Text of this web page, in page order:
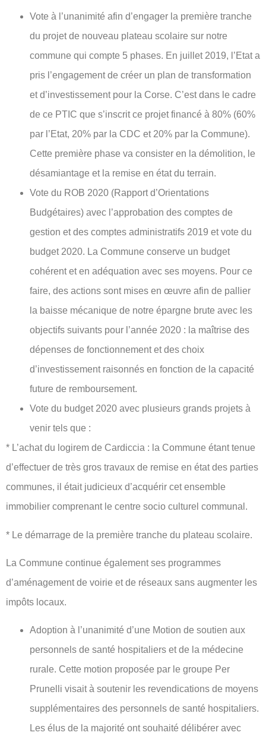
Vote à l’unanimité afin d’engager la première tranche
du projet de nouveau plateau scolaire sur notre
commune qui compte 5 phases. En juillet 2019, l’Etat a
pris l’engagement de créer un plan de transformation
et d’investissement pour la Corse. C’est dans le cadre
de ce PTIC que s’inscrit ce projet financé à 80% (60%
par l’Etat, 20% par la CDC et 20% par la Commune).
Cette première phase va consister en la démolition, le
désamiantage et la remise en état du terrain.
Vote du ROB 2020 (Rapport d’Orientations
Budgétaires) avec l’approbation des comptes de
gestion et des comptes administratifs 2019 et vote du
budget 2020. La Commune conserve un budget
cohérent et en adéquation avec ses moyens. Pour ce
faire, des actions sont mises en œuvre afin de pallier
la baisse mécanique de notre épargne brute avec les
objectifs suivants pour l’année 2020 : la maîtrise des
dépenses de fonctionnement et des choix
d’investissement raisonnés en fonction de la capacité
future de remboursement.
Vote du budget 2020 avec plusieurs grands projets à
venir tels que :
* L’achat du logirem de Cardiccia : la Commune étant tenue
d’effectuer de très gros travaux de remise en état des parties
communes, il était judicieux d’acquérir cet ensemble
immobilier comprenant le centre socio culturel communal.
* Le démarrage de la première tranche du plateau scolaire.
La Commune continue également ses programmes
d’aménagement de voirie et de réseaux sans augmenter les
impôts locaux.
Adoption à l’unanimité d’une Motion de soutien aux
personnels de santé hospitaliers et de la médecine
rurale. Cette motion proposée par le groupe Per
Prunelli visait à soutenir les revendications de moyens
supplémentaires des personnels de santé hospitaliers.
Les élus de la majorité ont souhaité délibérer avec